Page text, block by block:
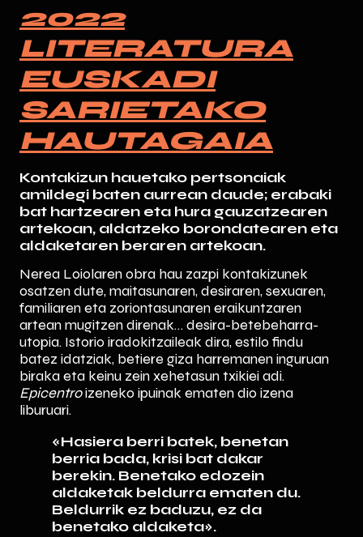
2022
LITERATURA
EUSKADI
SARIETAKO
HAUTAGAIA
Kontakizun hauetako pertsonaiak
amildegi baten aurrean daude; erabaki
bat hartzearen eta hura gauzatzearen
artekoan, aldatzeko borondatearen eta
aldaketaren beraren artekoan.
Nerea Loiolaren obra hau zazpi kontakizunek
osatzen dute, maitasunaren, desiraren, sexuaren,
familiaren eta zoriontasunaren eraikuntzaren
artean mugitzen direnak… desira-betebeharra-
utopia. Istorio iradokitzaileak dira, estilo findu
batez idatziak, betiere giza harremanen inguruan
biraka eta keinu zein xehetasun txikiei adi.
Epicentroizeneko ipuinak ematen dio izena
liburuari.
«Hasiera berri batek, benetan
berria bada, krisi bat dakar
berekin. Benetako edozein
aldaketak beldurra ematen du.
Beldurrik ez baduzu, ez da
benetako aldaketa».